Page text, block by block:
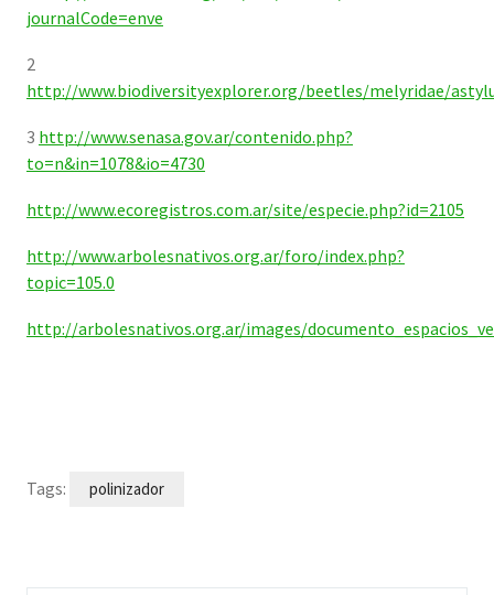
journalCode=enve
2
http://www.biodiversityexplorer.org/beetles/melyridae/
3 http://www.senasa.gov.ar/contenido.php?
to=n&in=1078&io=4730
http://www.ecoregistros.com.ar/site/especie.php?id=2105
http://www.arbolesnativos.org.ar/foro/index.php?
topic=105.0
http://arbolesnativos.org.ar/images/
Tags: polinizador